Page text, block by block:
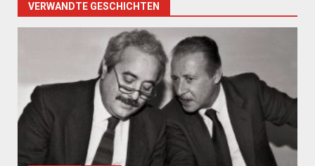
VERWANDTE GESCHICHTEN